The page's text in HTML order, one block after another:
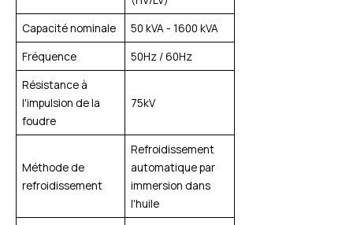
Capacité nominale
50 kVA - 1600 kVA
Fréquence
50Hz / 60Hz
Résistance à
l'impulsion de la
foudre
75kV
Méthode de
refroidissement
Refroidissement
automatique par
immersion dans
l'huile